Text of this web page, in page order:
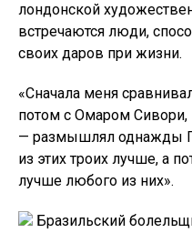
лондонской
встречаются люди,
своих даров при жизни.
«Сначала меня
потом с Омаром
— размышлял однажды
из этих троих лучше, а
лучше любого из них».
Бразильский